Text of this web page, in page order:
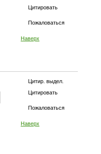
Цитировать
Пожаловаться
Наверх
Цитир. выдел.
Цитировать
Пожаловаться
Наверх